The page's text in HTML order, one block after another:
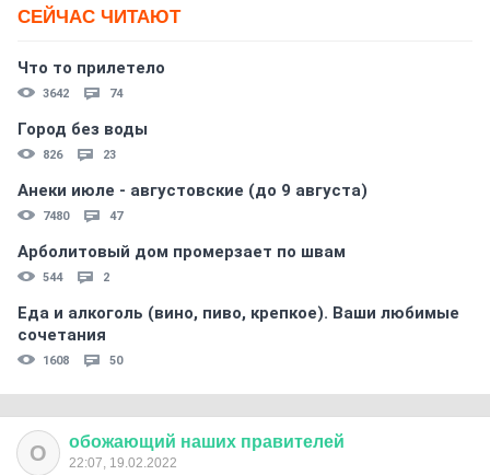
СЕЙЧАС ЧИТАЮТ
Что то прилетело
3642 74
Город без воды
826 23
Анеки июле - августовские (до 9 августа)
7480 47
Арболитовый дом промерзает по швам
544 2
Еда и алкоголь (вино, пиво, крепкое). Ваши любимые
сочетания
1608 50
О обожающий наших правителей
22:07, 19.02.2022